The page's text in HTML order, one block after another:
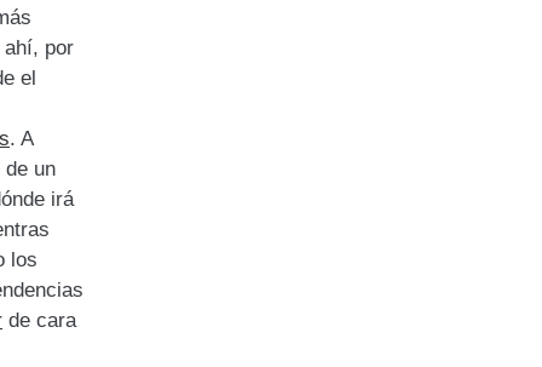
ahí, por
el
. A
un
irá
los
de cara